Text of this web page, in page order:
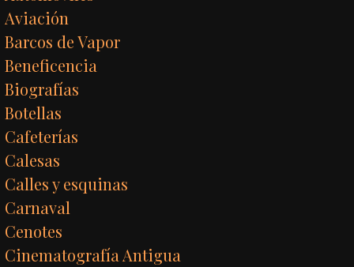
Aviación
Barcos de Vapor
Beneficencia
Biografías
Botellas
Cafeterías
Calesas
Calles y esquinas
Carnaval
Cenotes
Cinematografía Antigua